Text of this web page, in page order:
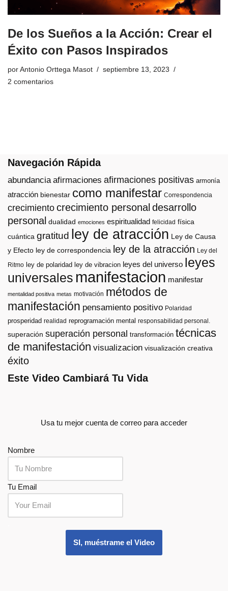
De los Sueños a la Acción: Crear el
Éxito con Pasos Inspirados
por Antonio Orttega Masot
septiembre 13, 2023
2 comentarios
Navegación Rápida
abundancia afirmaciones afirmaciones positivas armonía
atracción bienestar como manifestar Correspondencia
crecimiento crecimiento personal desarrollo
personal dualidad emociones espiritualidad felicidad física
cuántica gratitud ley de atracción Ley de Causa
y Efecto ley de correspondencia ley de la atracción Ley del
Ritmo ley de polaridad ley de vibracion leyes del universo
leyes
universales manifestacion manifestar
mentalidad positiva metas motivación métodos de
manifestación pensamiento positivo Polaridad
prosperidad realidad reprogramación mental responsabilidad personal.
superación superación personal transformación técnicas
de manifestación visualizacion visualización creativa
éxito
Este Video Cambiará Tu Vida
Usa tu mejor cuenta de correo para acceder
Nombre
Tu Email
SI, muéstrame el Video